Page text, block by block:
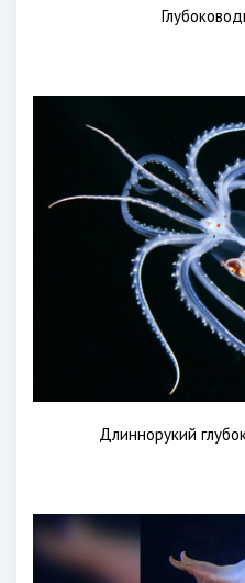
Длиннорукий